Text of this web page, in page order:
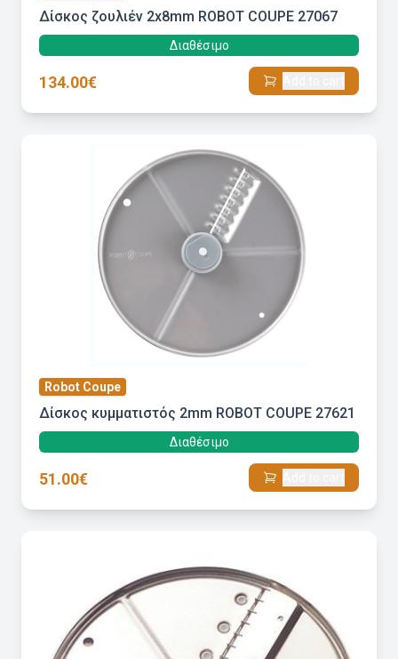
Δίσκος ζουλιέν 2x8mm ROBOT COUPE 27067
Διαθέσιμο
134.00€
Robot Coupe
Δίσκος κυμματιστός 2mm ROBOT COUPE 27621
Διαθέσιμο
51.00€